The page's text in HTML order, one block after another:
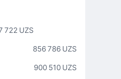
722 UZS
856 786 UZS
900 510 UZS